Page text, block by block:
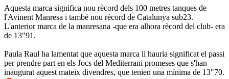
Aquesta marca significa nou rècord dels 100 metres tanques de
l'Avinent Manresa i també nou rècord de Catalunya sub23.
L'anterior marca de la manresana -que era alhora rècord del club- era
de 13"91.
Paula Raul ha lamentat que aquesta marca li hauria significat el passi
per prendre part en els Jocs del Mediterrani promeses que s'han
inaugurat aquest mateix divendres, que tenien una mínima de 13"70.